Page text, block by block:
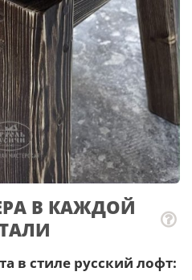
В КАЖДОЙ
в стиле русский лофт: